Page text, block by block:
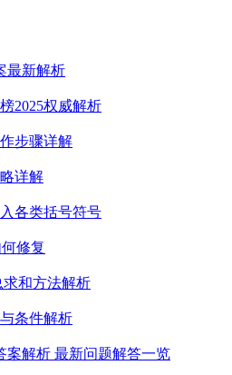
最新解析
2025权威解析
步骤详解
详解
各类括号符号
修复
求和方法解析
条件解析
案解析 最新问题解答一览